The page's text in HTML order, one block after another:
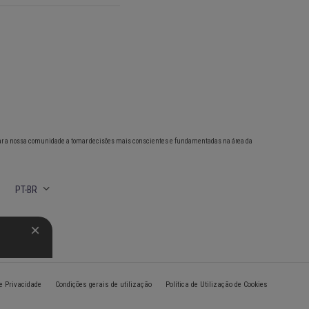
a nossa comunidade a tomar decisões mais conscientes e fundamentadas na área da
PT-BR
Privacidade Condições gerais de utilização Política de Utilização de Cookies